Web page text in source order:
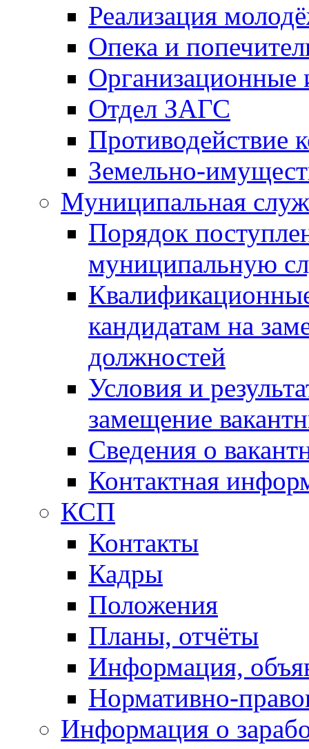
Реализация
Опека и
Отдел ЗАГС
Противодействие
Земельно-
Муниципальная
Порядок
муниципальную
кандидатам на
должностей
Условия и
замещение
Сведения о
Контактная
КСП
Контакты
Кадры
Положения
Планы, отчёты
Информация,
Нормативно-
Информация о